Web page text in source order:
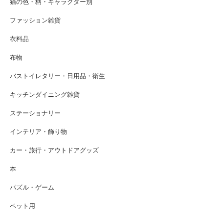
猫の色・柄・キャラクター別
ファッション雑貨
衣料品
布物
バストイレタリー・日用品・衛生
キッチンダイニング雑貨
ステーショナリー
インテリア・飾り物
カー・旅行・アウトドアグッズ
本
パズル・ゲーム
ペット用